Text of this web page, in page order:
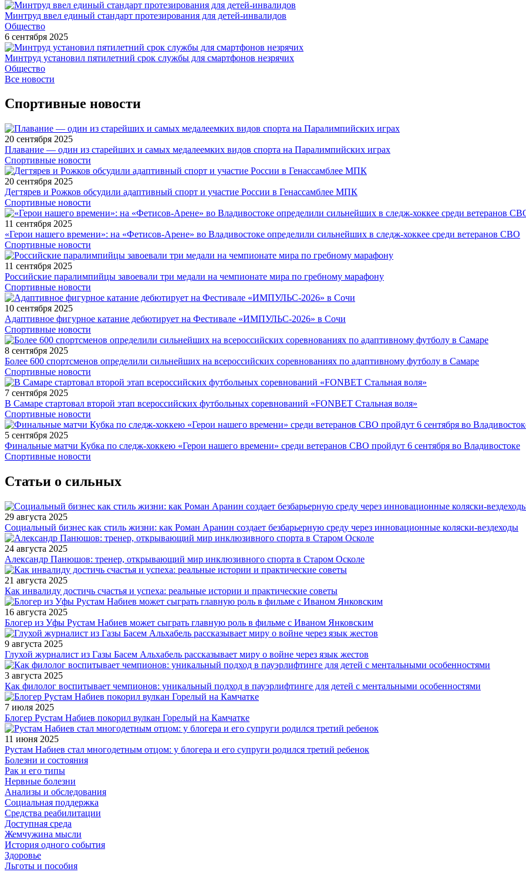
Минтруд ввел единый стандарт протезирования для детей-инвалидов
Общество
6 сентября 2025
Минтруд установил пятилетний срок службы для смартфонов незрячих
Общество
Все новости
Спортивные новости
20 сентября 2025
Плавание — один из старейших и самых медалеемких видов спорта на Паралимпийских играх
Спортивные новости
20 сентября 2025
Дегтярев и Рожков обсудили адаптивный спорт и участие России в Генассамблее МПК
Спортивные новости
11 сентября 2025
«Герои нашего времени»: на «Фетисов-Арене» во Владивостоке определили сильнейших в следж-хоккее среди ветеранов СВО
Спортивные новости
11 сентября 2025
Российские паралимпийцы завоевали три медали на чемпионате мира по гребному марафону
Спортивные новости
10 сентября 2025
Адаптивное фигурное катание дебютирует на Фестивале «ИМПУЛЬС-2026» в Сочи
Спортивные новости
8 сентября 2025
Более 600 спортсменов определили сильнейших на всероссийских соревнованиях по адаптивному футболу в Самаре
Спортивные новости
7 сентября 2025
В Самаре стартовал второй этап всероссийских футбольных соревнований «FONBET Стальная воля»
Спортивные новости
5 сентября 2025
Финальные матчи Кубка по следж-хоккею «Герои нашего времени» среди ветеранов СВО пройдут 6 сентября во Владивостоке
Спортивные новости
Статьи о сильных
29 августа 2025
Социальный бизнес как стиль жизни: как Роман Аранин создает безбарьерную среду через инновационные коляски-вездеходы
24 августа 2025
Александр Панюшов: тренер, открывающий мир инклюзивного спорта в Старом Осколе
21 августа 2025
Как инвалиду достичь счастья и успеха: реальные истории и практические советы
16 августа 2025
Блогер из Уфы Рустам Набиев может сыграть главную роль в фильме с Иваном Янковским
9 августа 2025
Глухой журналист из Газы Басем Альхабель рассказывает миру о войне через язык жестов
3 августа 2025
Как филолог воспитывает чемпионов: уникальный подход в пауэрлифтинге для детей с ментальными особенностями
7 июля 2025
Блогер Рустам Набиев покорил вулкан Горелый на Камчатке
11 июня 2025
Рустам Набиев стал многодетным отцом: у блогера и его супруги родился третий ребенок
Болезни и состояния
Рак и его типы
Нервные болезни
Анализы и обследования
Социальная поддержка
Средства реабилитации
Доступная среда
Жемчужина мысли
История одного события
Здоровье
Льготы и пособия